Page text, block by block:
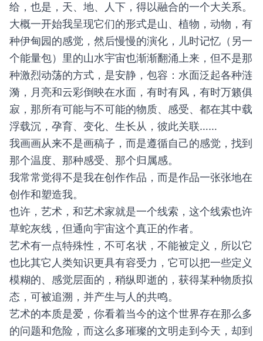
给，也是，天、地、人下，得以融合的一个大关系。
大概一开始我呈现它们的形式是山、植物，动物，有
种伊甸园的感觉，然后慢慢的演化，儿时记忆（另一
个能量包）里的山水宇宙也渐渐翻涌上来，但不是那
种激烈动荡的方式，是安静，包容：水面泛起各种涟
漪，月亮和云彩倒映在水面，有时有风，有时万籁俱
寂，那所有可能与不可能的物质、感受、都在其中载
浮载沉，孕育、变化、生长从，彼此关联……
我画画从来不是画稿子，而是遵循自己的感觉，找到
那个温度、那种感受、那个归属感。
我常常觉得不是我在创作作品，而是作品一张张地在
创作和塑造我。
也许，艺术，和艺术家就是一个线索，这个线索也许
草蛇灰线，但通向宇宙这个真正的作者。
艺术有一点特殊性，不可名状，不能被定义，所以它
也比其它人类知识更具有容受力，它可以把一些定义
模糊的、感觉层面的，稍纵即逝的，获得某种物质拟
态，可被追溯，并产生与人的共鸣。
艺术的本质是爱，你看着当今的这个世界存在那么多
的问题和危险，而这么多璀璨的文明走到今天，却到